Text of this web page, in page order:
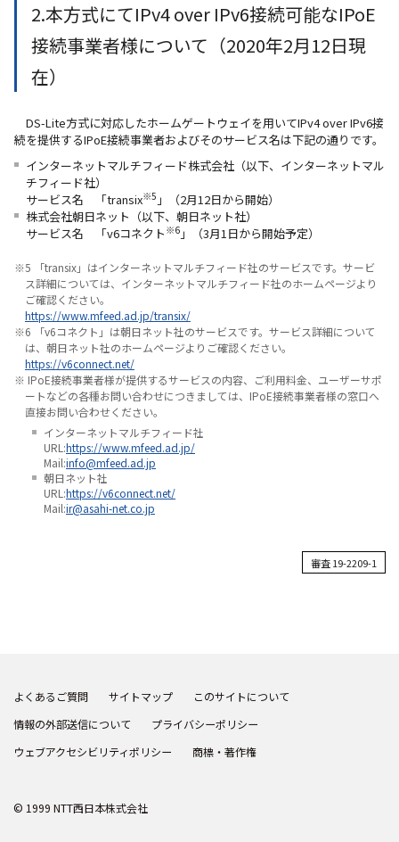
2.本方式にてIPv4 over IPv6接続可能なIPoE
接続事業者様について（2020年2月12日現
在）
DS-Lite方式に対応したホームゲートウェイを用いてIPv4 over IPv6接
続を提供するIPoE接続事業者およびそのサービス名は下記の通りです。
インターネットマルチフィード株式会社（以下、インターネットマル
チフィード社）
サービス名 「transix※5 」（2月12日から開始）
株式会社朝日ネット（以下、朝日ネット社）
サービス名 「v6コネクト ※6 」（3月1日から開始予定）
※5 「transix」はインターネットマルチフィード社のサービスです。サービ
ス詳細については、インターネットマルチフィード社のホームページより
ご確認ください。
https://www.mfeed.ad.jp/transix/
※6 「v6コネクト」は朝日ネット社のサービスです。サービス詳細について
は、朝日ネット社のホームページよりご確認ください。
https://v6connect.net/
※ IPoE接続事業者様が提供するサービスの内容、ご利用料金、ユーザーサポ
ートなどの各種お問い合わせにつきましては、IPoE接続事業者様の窓口へ
直接お問い合わせください。
インターネットマルチフィード社
URL:https://www.mfeed.ad.jp/
Mail:info@mfeed.ad.jp
朝日ネット社
URL:https://v6connect.net/
Mail:ir@asahi-net.co.jp
審査 19-2209-1
よくあるご質問 サイトマップ
このサイトについて
情報の外部送信について
プライバシーポリシー
ウェブアクセシビリティポリシー
商標・著作権
© 1999 NTT西日本株式会社